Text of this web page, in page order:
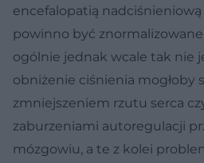
encefalopatią
powinno być znormalizowane
ogólnie jednak wcale tak nie
obniżenie ciśnienia mogłoby
zmniejszeniem rzutu serca
zaburzeniami autoregulacji
mózgowiu, a te z kolei